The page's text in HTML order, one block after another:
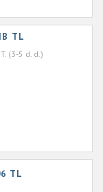
TL
(3-5 d. d.)
TL